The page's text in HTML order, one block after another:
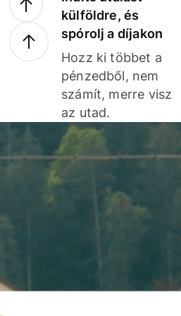
külföldre, és
spórolj a díjakon
Hozz ki többet a
pénzedből, nem
számít, merre visz
az utad.